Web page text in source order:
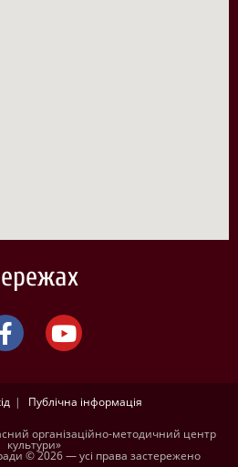
Публічна інформація
організаційно-методичний центр
культури»
© 2026 — усі права застережено